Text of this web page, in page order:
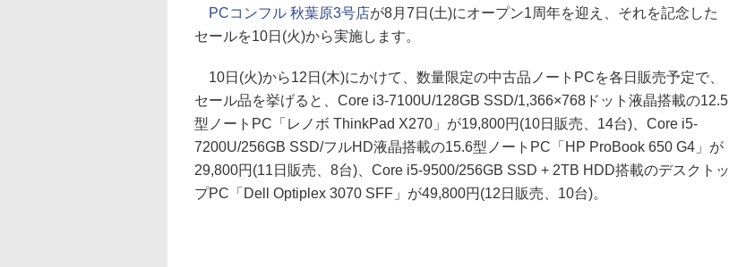
PCコンフル 秋葉原3号店が8月7日(土)にオープン1周年を迎え、それを記念した
セールを10日(火)から実施します。
10日(火)から12日(木)にかけて、数量限定の中古品ノートPCを各日販売予定で、
セール品を挙げると、Core i3-7100U/128GB SSD/1,366×768ドット液晶搭載の12.5
型ノートPC「レノボ ThinkPad X270」が19,800円(10日販売、14台)、Core i5-
7200U/256GB SSD/フルHD液晶搭載の15.6型ノートPC「HP ProBook 650 G4」が
29,800円(11日販売、8台)、Core i5-9500/256GB SSD + 2TB HDD搭載のデスクトッ
プPC「Dell Optiplex 3070 SFF」が49,800円(12日販売、10台)。